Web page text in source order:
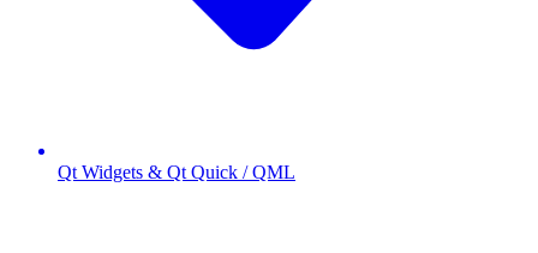
Qt Widgets & Qt Quick / QML